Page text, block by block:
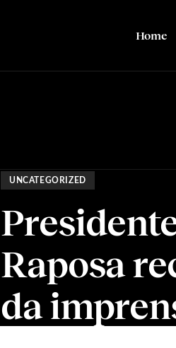
Home
UNCATEGORIZED
Raposa
da